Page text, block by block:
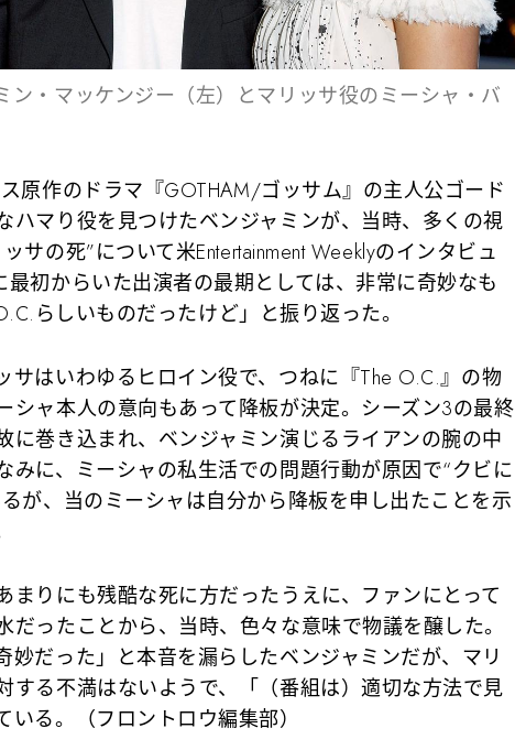
ン・マッケンジー（左）とマリッサ役のミーシャ・バ
原作のドラマ『GOTHAM/ゴッサム』の主人公ゴード
ハマり役を見つけたベンジャミンが、当時、多くの視
サの死”について米Entertainment Weeklyのインタビュ
最初からいた出演者の最期としては、非常に奇妙なも
らしいものだったけど」 と振り返った。
はいわゆるヒロイン役で、つねに『The O.C.』の物
シャ本人の意向もあって降板が決定。シーズン3の最終
に巻き込まれ、ベンジャミン演じるライアンの腕の中
みに、ミーシャの私生活での問題行動が原因で“クビに
が、当のミーシャは自分から降板を申し出たことを示
りにも残酷な死に方だったうえに、ファンにとって
だったことから、当時、色々な意味で物議を醸した。
妙だった」と本音を漏らしたベンジャミンだが、マリ
する不満はないようで、「（番組は）適切な方法で見
る。（フロントロウ編集部）